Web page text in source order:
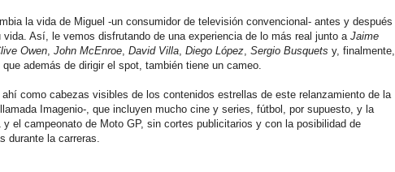
la vida de Miguel -un consumidor de televisión convencional- antes y después
Así, le vemos disfrutando de una experiencia de lo más real junto a Jaime
Owen, John McEnroe, David Villa, Diego López, Sergio Busquets y, finalmente,
que además de dirigir el spot, también tiene un cameo.
como cabezas visibles de los contenidos estrellas de este relanzamiento de la
Imagenio-, que incluyen mucho cine y series, fútbol, por supuesto, y la
el campeonato de Moto GP, sin cortes publicitarios y con la posibilidad de
durante la carreras.